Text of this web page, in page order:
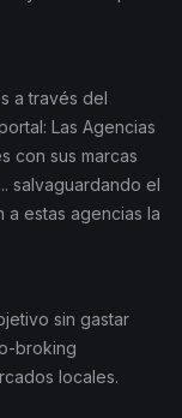
a través del
Las Agencias
con sus marcas
salvaguardando el
a estas agencias la
sin gastar
broking
locales.